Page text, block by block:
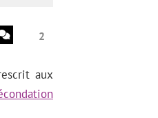
2
aux